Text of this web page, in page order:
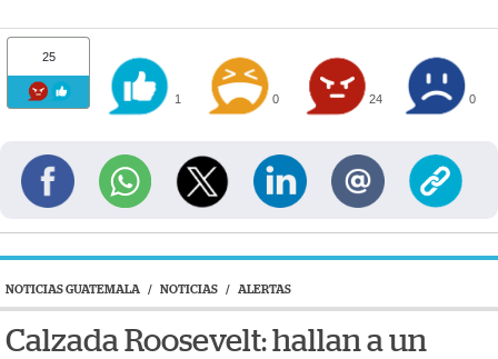
25
1 0 24 0
NOTICIAS GUATEMALA / NOTICIAS / ALERTAS
Calzada Roosevelt: hallan a un